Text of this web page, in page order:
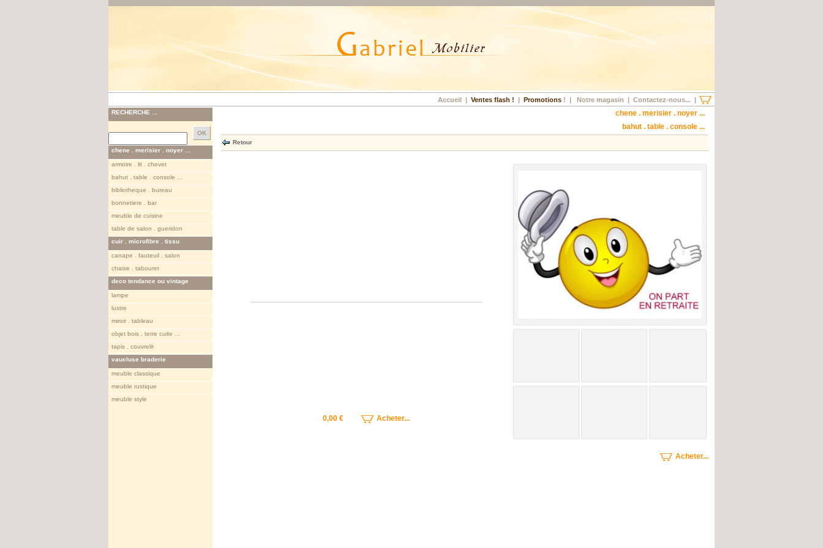
Accueil | Ventes flash ! | Promotions ! | Notre magasin | Contactez-nous... |
RECHERCHE ...
chene . merisier . noyer ...
armoire . lit . chevet
bahut . table . console ...
bibliotheque . bureau
bonnetiere . bar
meuble de cuisine
table de salon . gueridon
cuir . microfibre . tissu
canape . fauteuil . salon
chaise . tabouret
deco tendance ou vintage
lampe
lustre
miroir . tableau
objet bois . terre cuite ...
tapis . couvrelit
vaucluse braderie
meuble classique
meuble rustique
meuble style
chene . merisier . noyer ...
bahut . table . console ...
Retour
0,00 € Acheter...
Acheter...